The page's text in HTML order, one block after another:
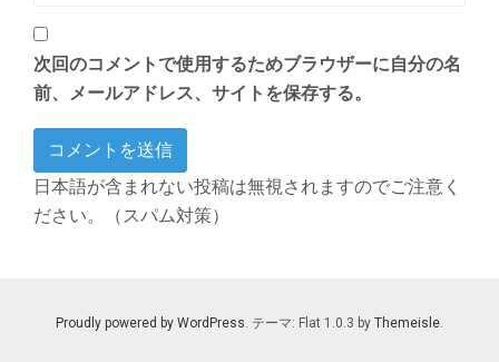
次回のコメントで使用するためブラウザーに自分の名
前、メールアドレス、サイトを保存する。
日本語が含まれない投稿は無視されますのでご注意く
ださい。（スパム対策）
Proudly powered by WordPress. テーマ: Flat 1.0.3 by Themeisle.